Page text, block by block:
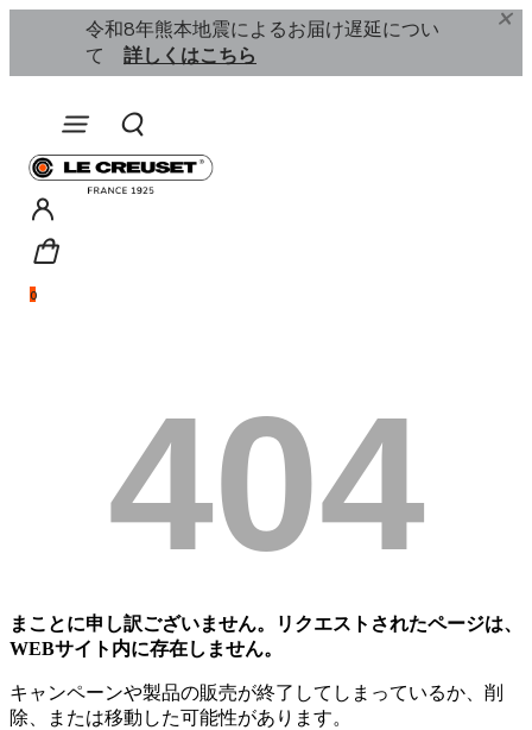
令和8年熊本地震によるお届け遅延につい
て 詳しくはこちら
￥
0
404
まことに申し訳ございません。リクエストされたページは、
WEBサイト内に存在しません。
キャンペーンや製品の販売が終了してしまっているか、削
除、または移動した可能性があります。